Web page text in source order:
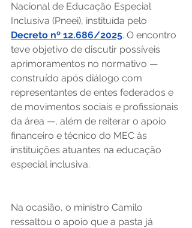
Nacional de Educação Especial
Inclusiva (Pneei), instituída pelo
Decreto nº 12.686/2025. O encontro
teve objetivo de discutir possíveis
aprimoramentos no normativo —
construído após diálogo com
representantes de entes federados e
de movimentos sociais e profissionais
da área —, além de reiterar o apoio
financeiro e técnico do MEC às
instituições atuantes na educação
especial inclusiva.
Na ocasião, o ministro Camilo
ressaltou o apoio que a pasta já